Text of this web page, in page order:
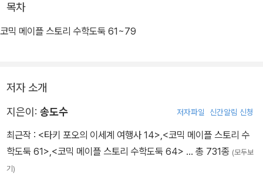
도형, 측정, 확률과 통계, 규칙성, 문자와 식, 함수를 이해하고, 이를
바탕으로 개념이해력, 수리계산력, 원리응용력을 위주로 구성했다.
을 키우고, 복잡하고 어려운 문제도 차근차근 풀 수 있는 문제해결방
법이 자세히 설명했다.
46~60권의 창의편은 창의사고력을 강화시키고 수리논술의 기반을
목차
코믹 메이플 스토리 수학도둑 61~79
저자 소개
지은이: 송도수 저자파일 신간알림 신청
최근작 : <타키 포오의 이세계 여행사 14>,<코믹 메이플 스토리 수
학도둑 61>,<코믹 메이플 스토리 수학도둑 64> … 총 731종 (모두보
기)